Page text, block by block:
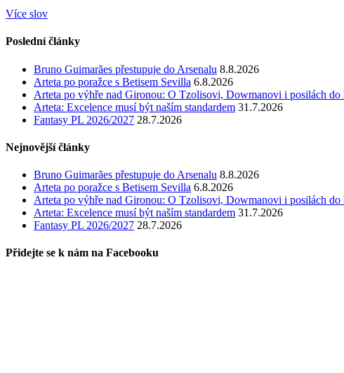
Více slov
Poslední články
Bruno Guimarães přestupuje do Arsenalu 8.8.2026
Arteta po poražce s Betisem Sevilla 6.8.2026
Arteta po výhře nad Gironou: O Tzolisovi, Dowmanovi i posilách do
Arteta: Excelence musí být naším standardem 31.7.2026
Fantasy PL 2026/2027 28.7.2026
Nejnovější články
Bruno Guimarães přestupuje do Arsenalu 8.8.2026
Arteta po poražce s Betisem Sevilla 6.8.2026
Arteta po výhře nad Gironou: O Tzolisovi, Dowmanovi i posilách do
Arteta: Excelence musí být naším standardem 31.7.2026
Fantasy PL 2026/2027 28.7.2026
Přidejte se k nám na Facebooku